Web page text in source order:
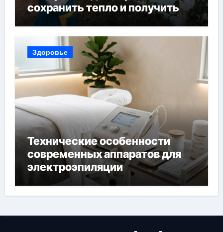
сохранить тепло и получить
богатый урожай
Здоровье
Технические особенности
современных аппаратов для
электроэпиляции